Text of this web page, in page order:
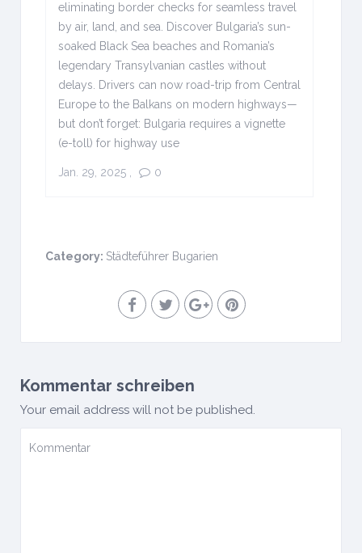
eliminating border checks for seamless travel
by air, land, and sea. Discover Bulgaria’s sun-
soaked Black Sea beaches and Romania’s
legendary Transylvanian castles without
delays. Drivers can now road-trip from Central
Europe to the Balkans on modern highways—
but don’t forget: Bulgaria requires a vignette
(e-toll) for highway use
Jan. 29, 2025, 0
Category: Städteführer Bugarien
Kommentar schreiben
Your email address will not be published.